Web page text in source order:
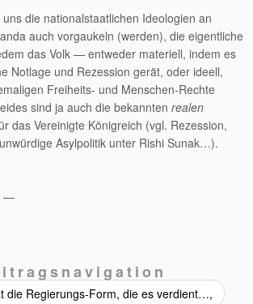
die nationalstaatlichen Ideologien an
auch vorgaukeln (werden), die eigentliche
das Volk — entweder materiell, indem es
Notlage und Rezession gerät, oder ideell,
Freiheits- und Menschen-Rechte
sind ja auch die bekannten realen
das Vereinigte Königreich (vgl. Rezession,
Asylpolitik unter Rishi Sunak…).
—
die Regierungs-Form, die es verdient…,